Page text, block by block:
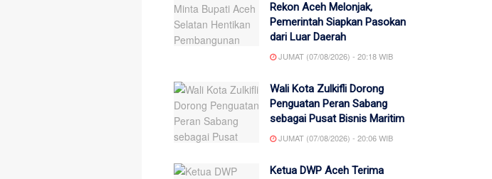
Rekon Aceh Melonjak,
Pemerintah Siapkan Pasokan
dari Luar Daerah
JUMAT (07/08/2026) - 20:18 WIB
Wali Kota Zulkifli Dorong
Penguatan Peran Sabang
sebagai Pusat Bisnis Maritim
JUMAT (07/08/2026) - 20:06 WIB
Ketua DWP Aceh Terima